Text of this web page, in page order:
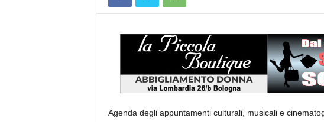
Agenda degli appuntamenti culturali, musicali e